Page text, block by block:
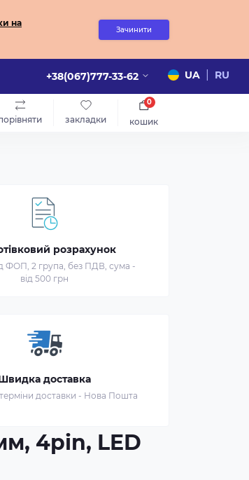
на
Зачинити
+38(067)777-33-62 UA RU
закладки кошик
0
розрахунок
ФОП, 2 група, без ПДВ, сума -
від 500 грн
доставка
терміни доставки - Нова Пошта
4pin, LED